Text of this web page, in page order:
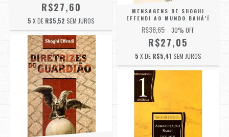
R$27,60
5 X DE R$5,52 SEM JUROS
MENSAGENS DE SHOGHI
EFFENDI AO MUNDO BAHÁ’Í
R$38,65 30% OFF
R$27,05
5 X DE R$5,41 SEM JUROS